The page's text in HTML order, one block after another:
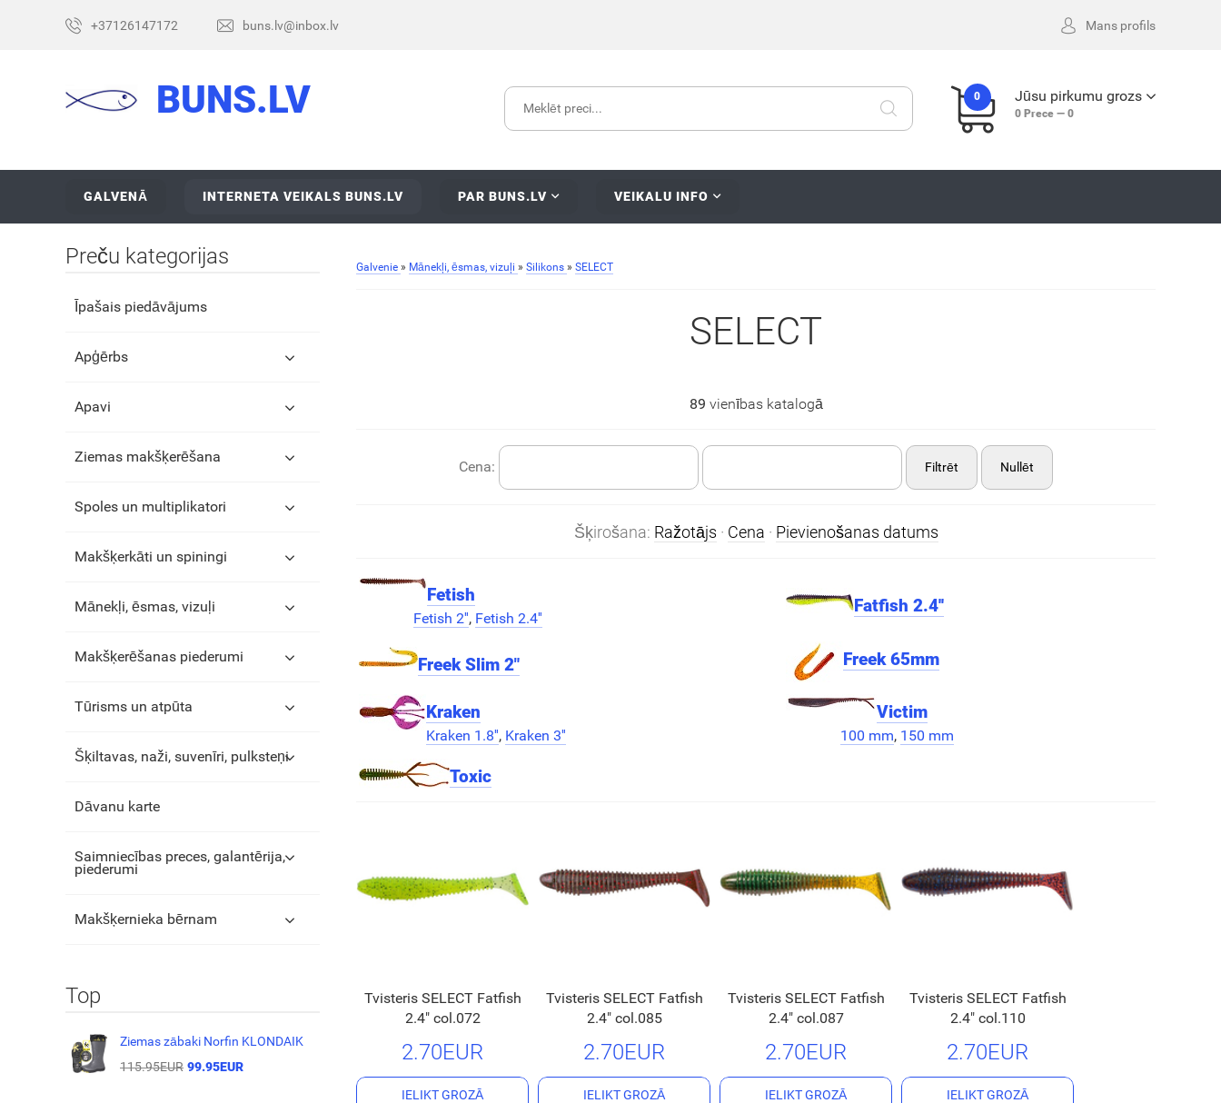
+37126147172 buns.lv@inbox.lv Mans profils
BUNS.LV 0 Jūsu pirkumu grozs
0 Prece — 0
GALVENĀ INTERNETA VEIKALS BUNS.LV PAR BUNS.LV VEIKALU INFO
Galvenie » Mānekļi, ēsmas, vizuļi » Silikons » SELECT
SELECT
89 vienības katalogā
Cena: Filtrēt Nullēt
Šķirošana: Ražotājs · Cena · Pievienošanas datums
Fetish
Fetish 2'', Fetish 2.4''
Fatfish 2.4''
Freek Slim 2" Freek 65mm
Kraken
Kraken 1.8'', Kraken 3''
Victim
100 mm, 150 mm
Toxic
Tvisteris SELECT Fatfish
2.4" col.072
2.70EUR
IELIKT GROZĀ
Tvisteris SELECT Fatfish
2.4" col.085
2.70EUR
IELIKT GROZĀ
Tvisteris SELECT Fatfish
2.4" col.087
2.70EUR
IELIKT GROZĀ
Tvisteris SELECT Fatfish
2.4" col.110
2.70EUR
IELIKT GROZĀ
Preču kategorijas
Īpašais piedāvājums
Apģērbs
Apavi
Ziemas makšķerēšana
Spoles un multiplikatori
Makšķerkāti un spiningi
Mānekļi, ēsmas, vizuļi
Makšķerēšanas piederumi
Tūrisms un atpūta
Šķiltavas, naži, suvenīri, pulksteņi
Dāvanu karte
Saimniecības preces, galantērija,
piederumi
Makšķernieka bērnam
Top
Ziemas zābaki Norfin KLONDAIK
115.95EUR 99.95EUR